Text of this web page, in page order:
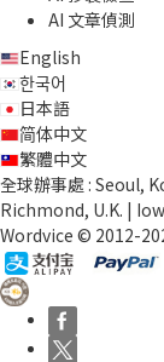
AI 文章偵測
English
한국어
日本語
简体中文
繁體中文
全球辦事處 : Seoul,
Richmond, U.K. |
Wordvice © 2012-